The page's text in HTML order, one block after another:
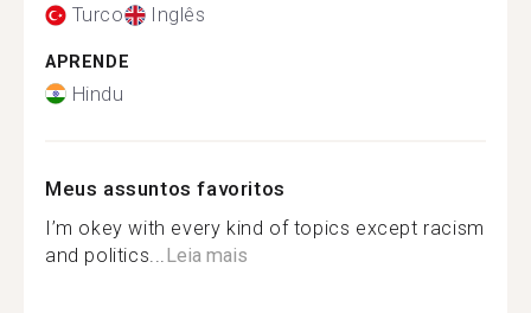
Turco Inglês
APRENDE
Hindu
Meus assuntos favoritos
I’m okey with every kind of topics except racism
and politics... Leia mais